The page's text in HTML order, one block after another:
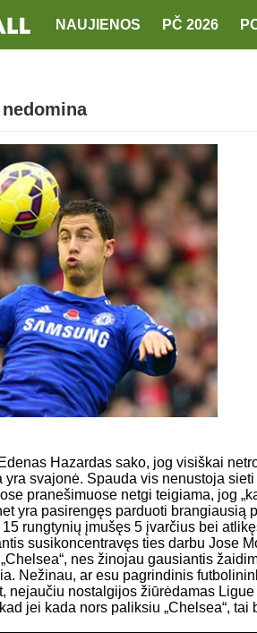
NAUJIENOS PČ 2026
Hazardas sako, jog visiškai
svajonė. Spauda vis nenustoja
pranešimuose netgi teigiama, jog
yra pasirengęs parduoti brangiausią
rungtynių įmušęs 5 įvarčius bei
susikoncentravęs ties darbu Jose
nes žinojau gausiantis
Nežinau, ar esu pagrindinis
nejaučiu nostalgijos žiūrėdamas
jei kada nors paliksiu „Chelsea“, tai